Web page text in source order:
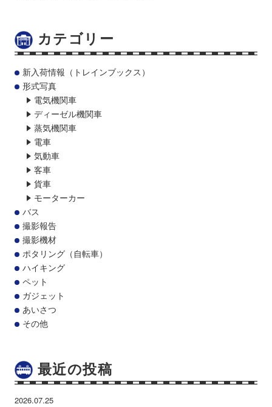
カテゴリー
新入荷情報（トレインブックス）
形式写真
電気機関車
ディーゼル機関車
蒸気機関車
電車
気動車
客車
貨車
モーターカー
バス
撮影報告
撮影機材
ポタリング（自転車）
ハイキング
ペット
ガジェット
あいさつ
その他
最近の投稿
2026.07.25